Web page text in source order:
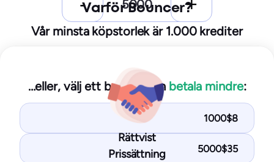
Vår minsta köpstorlek är 1.000 krediter
…eller, välj ett belopp och betala mindre:
1000$8
5000$35
250test-e-postmeddelanden
10
IP-adresser/domäner övervakas
Du får med Starter-planen:
Placeringstest i inkorgen
Tester av blocklistor för IP- och domäner
SPF- och DKIM-test
Varför Bouncer?
Rättvist
Prissättning